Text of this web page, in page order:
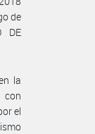
de
DE
la
con
el